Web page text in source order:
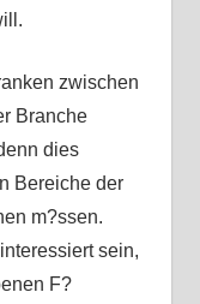
zwischen
Branche
dies
Bereiche der
m?ssen.
sein,
F?